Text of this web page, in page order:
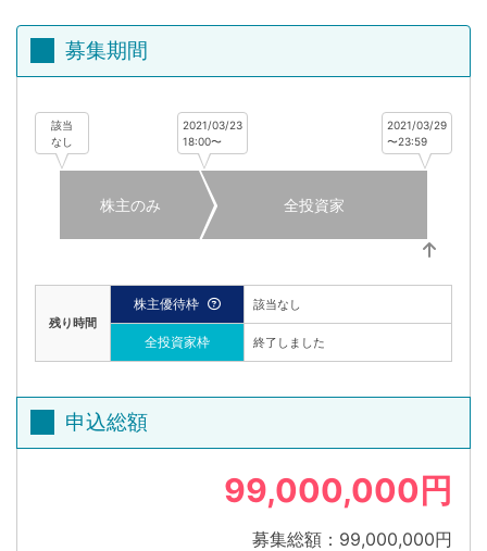
OwnersBook
募集期間
該当
なし
2021/03/23
18:00〜
2021/03/29
〜23:59
株主のみ 全投資家
残り時間
株主優待枠 該当なし
全投資家枠 終了しました
申込総額
99,000,000円
募集総額：99,000,000円